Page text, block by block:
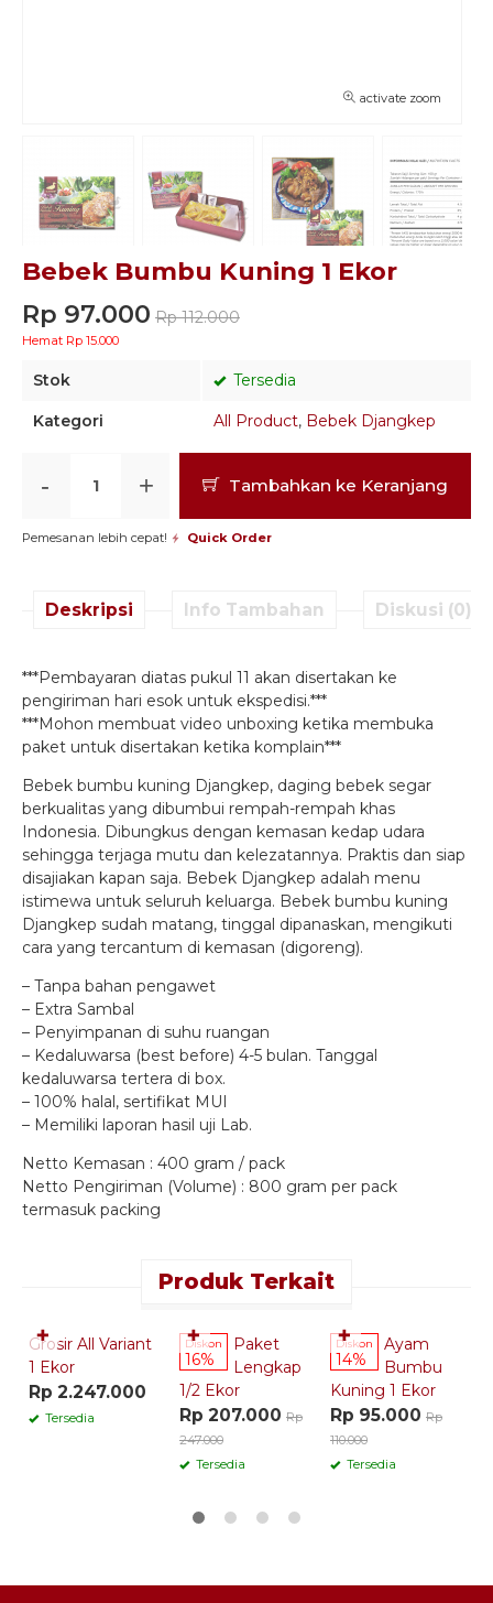
activate zoom
Bebek Bumbu Kuning 1 Ekor
Rp 97.000 Rp 112.000
Hemat Rp 15.000
Stok Tersedia
Kategori All Product, Bebek Djangkep
- + Tambahkan ke Keranjang
Pemesanan lebih cepat! Quick Order
Deskripsi Info Tambahan Diskusi (0)
***Pembayaran diatas pukul 11 akan disertakan ke
pengiriman hari esok untuk ekspedisi.***
***Mohon membuat video unboxing ketika membuka
paket untuk disertakan ketika komplain***
Bebek bumbu kuning Djangkep, daging bebek segar
berkualitas yang dibumbui rempah-rempah khas
Indonesia. Dibungkus dengan kemasan kedap udara
sehingga terjaga mutu dan kelezatannya. Praktis dan siap
disajiakan kapan saja. Bebek Djangkep adalah menu
istimewa untuk seluruh keluarga. Bebek bumbu kuning
Djangkep sudah matang, tinggal dipanaskan, mengikuti
cara yang tercantum di kemasan (digoreng).
– Tanpa bahan pengawet
– Extra Sambal
– Penyimpanan di suhu ruangan
– Kedaluwarsa (best before) 4-5 bulan. Tanggal
kedaluwarsa tertera di box.
– 100% halal, sertifikat MUI
– Memiliki laporan hasil uji Lab.
Netto Kemasan : 400 gram / pack
Netto Pengiriman (Volume) : 800 gram per pack
termasuk packing
Produk Terkait
Grosir All Variant
1 Ekor
Rp 2.247.000
Tersedia
✚ Diskon
16%
Paket
Lengkap
1/2 Ekor
Rp 207.000 Rp
247.000
Tersedia
✚ Diskon
14%
Ayam
Bumbu
Kuning 1 Ekor
Rp 95.000 Rp
110.000
Tersedia
✚